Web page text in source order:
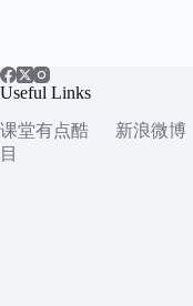
Useful Links
课堂有点酷
新浪微博
目